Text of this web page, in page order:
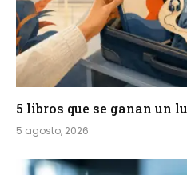
5 libros que se ganan un
5 agosto, 2026